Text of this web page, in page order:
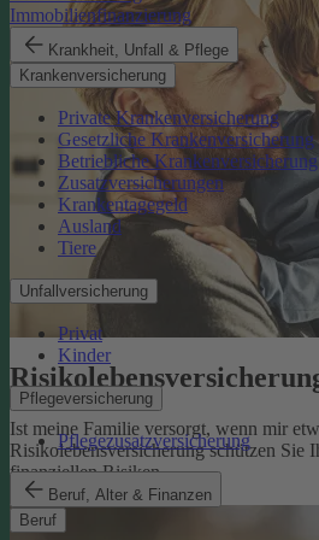
Immobilienfinanzierung
Krankheit, Unfall & Pflege
Krankenversicherung
Private Krankenversicherung
Gesetzliche Krankenversicherung
Betriebliche Krankenversicherung
Zusatzversicherungen
Krankentagegeld
Ausland
Tiere
Unfallversicherung
Privat
Kinder
Pflegeversicherung
Pflegezusatzversicherung
Beruf, Alter & Finanzen
Beruf
Ist meine Familie versorgt, wenn mir
Risikolebensversicherung schützen Sie
finanziellen Risiken.
Risikolebensversicherung